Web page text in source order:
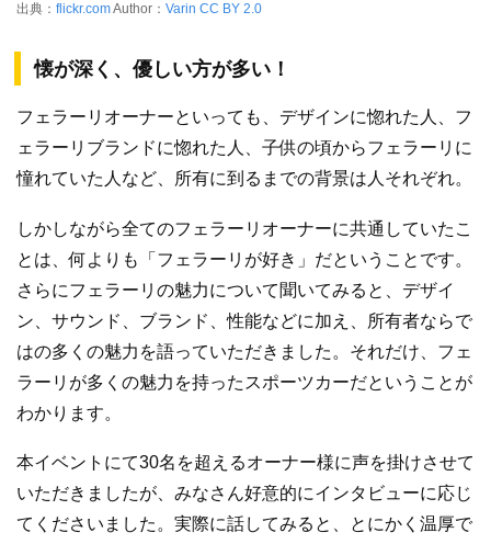
出典： flickr.comAuthor： Varin CC BY 2.0
懐が深く、優しい方が多い！
フェラーリオーナーといっても、デザインに惚れた人、フ
ェラーリブランドに惚れた人、子供の頃からフェラーリに
憧れていた人など、所有に到るまでの背景は人それぞれ。
しかしながら全てのフェラーリオーナーに共通していたこ
とは、何よりも「フェラーリが好き」だということです。
さらにフェラーリの魅力について聞いてみると、デザイ
ン、サウンド、ブランド、性能などに加え、所有者ならで
はの多くの魅力を語っていただきました。それだけ、フェ
ラーリが多くの魅力を持ったスポーツカーだということが
わかります。
本イベントにて30名を超えるオーナー様に声を掛けさせて
いただきましたが、みなさん好意的にインタビューに応じ
てくださいました。実際に話してみると、とにかく温厚で